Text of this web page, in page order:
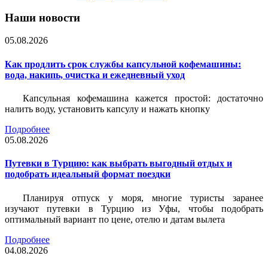
Наши новости
05.08.2026
Как продлить срок службы капсульной кофемашины:
вода, накипь, очистка и ежедневный уход
Капсульная кофемашина кажется простой: достаточно
налить воду, установить капсулу и нажать кнопку
Подробнее
05.08.2026
Путевки в Турцию: как выбрать выгодный отдых и
подобрать идеальный формат поездки
Планируя отпуск у моря, многие туристы заранее
изучают путевки в Турцию из Уфы, чтобы подобрать
оптимальный вариант по цене, отелю и датам вылета
Подробнее
04.08.2026